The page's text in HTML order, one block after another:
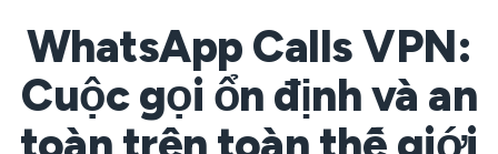
WhatsApp Calls VPN:
Cuộc gọi ổn định và an